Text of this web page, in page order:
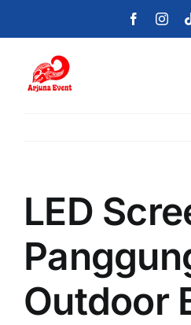
Foto
Portofolio
Blog
LED
Outdoor